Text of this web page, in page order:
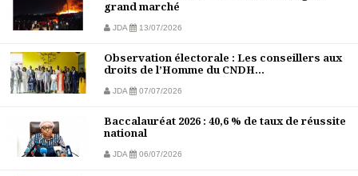
grand marché
JDA 13/07/2026
Observation électorale : Les conseillers aux
droits de l’Homme du CNDH...
JDA 07/07/2026
Baccalauréat 2026 : 40,6 % de taux de réussite
national
JDA 06/07/2026